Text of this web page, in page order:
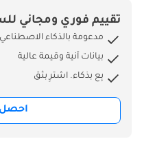
تقييم فوري ومجاني
مدعومة بالذكاء
بيانات آنية وقيمة عالية
بِع بذكاء. اشترِ بثق
احصل